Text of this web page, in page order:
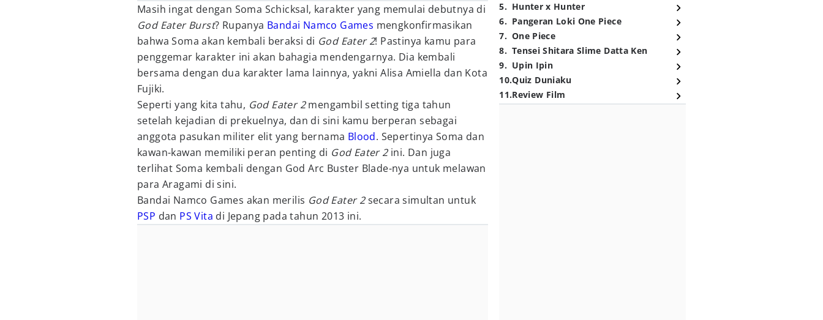
Masih ingat dengan Soma Schicksal, karakter yang memulai debutnya di
God Eater Burst? Rupanya Bandai Namco Games mengkonfirmasikan
bahwa Soma akan kembali beraksi di God Eater 2! Pastinya kamu para
penggemar karakter ini akan bahagia mendengarnya. Dia kembali
bersama dengan dua karakter lama lainnya, yakni Alisa Amiella dan Kota
Fujiki.
Seperti yang kita tahu, God Eater 2mengambil setting tiga tahun
setelah kejadian di prekuelnya, dan di sini kamu berperan sebagai
anggota pasukan militer elit yang bernama Blood. Sepertinya Soma dan
kawan-kawan memiliki peran penting di God Eater 2ini. Dan juga
terlihat Soma kembali dengan God Arc Buster Blade-nya untuk melawan
para Aragami di sini.
Bandai Namco Games akan merilis God Eater 2secara simultan untuk
PSP dan PS Vita di Jepang pada tahun 2013 ini.
5. Hunter x Hunter
6. Pangeran Loki One Piece
7. One Piece
8. Tensei Shitara Slime Datta Ken
9. Upin Ipin
10.Quiz Duniaku
11.Review Film